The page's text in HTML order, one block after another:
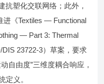
抗塑化交联网络；此外，
进《Textiles — Functional
— Part 3: Thermal
23722-3）草案，要求
自由度”三维度耦合响应，
定义。